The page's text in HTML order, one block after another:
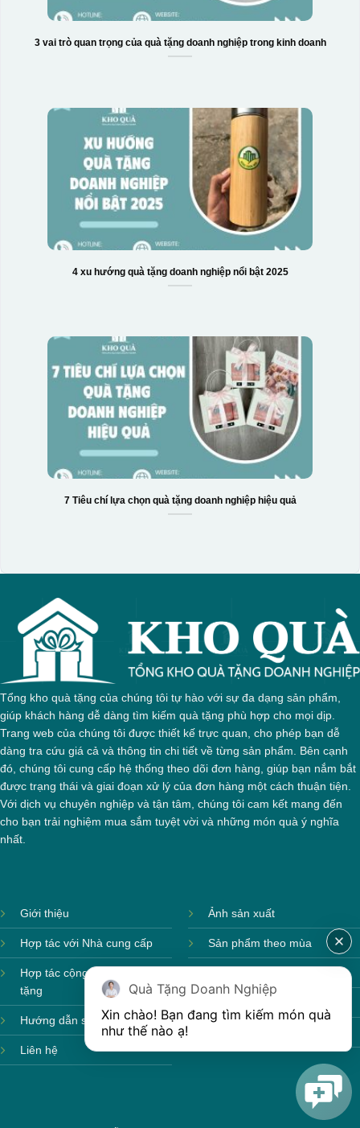
3 vai trò quan trọng của quà tặng doanh nghiệp trong kinh doanh
4 xu hướng quà tặng doanh nghiệp nổi bật 2025
7 Tiêu chí lựa chọn quà tặng doanh nghiệp hiệu quả
Tổng kho quà tặng của chúng tôi tự hào với sự đa dạng sản phẩm,
giúp khách hàng dễ dàng tìm kiếm quà tặng phù hợp cho mọi dịp.
Trang web của chúng tôi được thiết kế trực quan, cho phép bạn dễ
dàng tra cứu giá cả và thông tin chi tiết về từng sản phẩm. Bên cạnh
đó, chúng tôi cung cấp hệ thống theo dõi đơn hàng, giúp bạn nắm bắt
được trạng thái và giai đoạn xử lý của đơn hàng một cách thuận tiện.
Với dịch vụ chuyên nghiệp và tận tâm, chúng tôi cam kết mang đến
cho bạn trải nghiệm mua sắm tuyệt vời và những món quà ý nghĩa
nhất.
Giới thiệu
Hợp tác với Nhà cung cấp
Hợp tác cộng tác viên quà
tặng
Hướng dẫn sử dụng
Liên hệ
Ảnh sản xuất
Sản phẩm theo mùa
Quà Tặng Doanh Nghiệp
Xin chào! Bạn đang tìm kiếm món quà
như thế nào ạ!